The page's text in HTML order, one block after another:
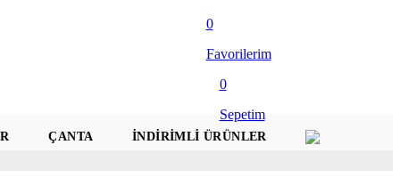
0
Favorilerim
0
Sepetim
ÇANTA
İNDIRIMLI ÜRÜNLER